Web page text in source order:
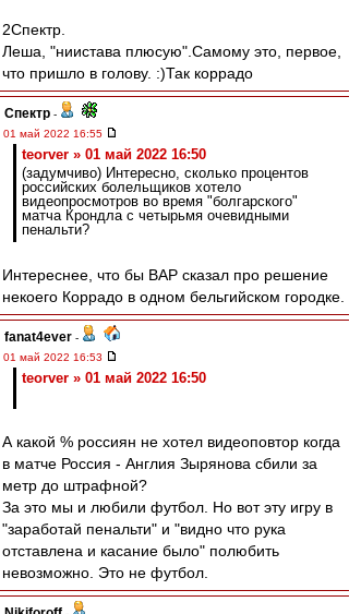
2Спектр.
Леша, "ниистава плюсую".Самому это, первое,
что пришло в голову. :)Так коррадо
Спектр -
01 май 2022 16:55
teorver » 01 май 2022 16:50
(задумчиво) Интересно, сколько процентов
российских болельщиков хотело
видеопросмотров во время "болгарского"
матча Крондла с четырьмя очевидными
пенальти?
Интереснее, что бы ВАР сказал про решение
некоего Коррадо в одном бельгийском городке.
fanat4ever -
01 май 2022 16:53
teorver » 01 май 2022 16:50
А какой % россиян не хотел видеоповтор когда
в матче Россия - Англия Зырянова сбили за
метр до штрафной?
За это мы и любили футбол. Но вот эту игру в
"заработай пенальти" и "видно что рука
отставлена и касание было" полюбить
невозможно. Это не футбол.